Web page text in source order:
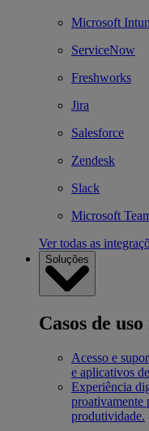
Microsoft
ServiceNow
Freshworks
Jira
Salesforce
Zendesk
Slack
Microsoft
Ver todas as
Soluções
Casos de
Acesso e
e aplicativos
Experiência
proativamente
produtividade.